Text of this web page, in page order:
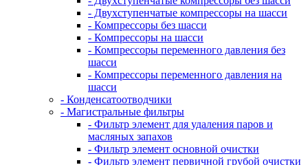
- Двухступенчатые компрессоры на шасси
- Компрессоры без шасси
- Компрессоры на шасси
- Компрессоры переменного давления без
шасси
- Компрессоры переменного давления на
шасси
- Конденсатоотводчики
- Магистральные фильтры
- Фильтр элемент для удаления паров и
масляных запахов
- Фильтр элемент основной очистки
- Фильтр элемент первичной грубой очистки